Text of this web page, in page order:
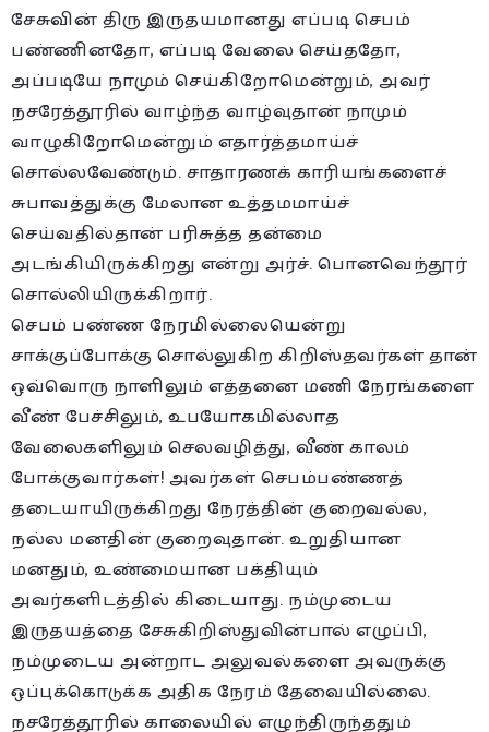
சேசுவின் திரு இருதயமானது எப்படி செபம்
பண்ணினதோ, எப்படி வேலை செய்ததோ,
அப்படியே நாமும் செய்கிறோமென்றும், அவர்
நசரேத்தூரில் வாழ்ந்த வாழ்வுதான் நாமும்
வாழுகிறோமென்றும் எதார்த்தமாய்ச்
சொல்லவேண்டும். சாதாரணக் காரியங்களைச்
சுபாவத்துக்கு மேலான உத்தமமாய்ச்
செய்வதில்தான் பரிசுத்த தன்மை
அடங்கியிருக்கிறது என்று அர்ச். பொனவெந்தூர்
சொல்லியிருக்கிறார்.
செபம் பண்ண நேரமில்லையென்று
சாக்குப்போக்கு சொல்லுகிற கிறிஸ்தவர்கள் தான்
ஒவ்வொரு நாளிலும் எத்தனை மணி நேரங்களை
வீண் பேச்சிலும், உபயோகமில்லாத
வேலைகளிலும் செலவழித்து, வீண் காலம்
போக்குவார்கள்! அவர்கள் செபம்பண்ணத்
தடையாயிருக்கிறது நேரத்தின் குறைவல்ல,
நல்ல மனதின் குறைவுதான். உறுதியான
மனதும், உண்மையான பக்தியும்
அவர்களிடத்தில் கிடையாது. நம்முடைய
இருதயத்தை சேசுகிறிஸ்துவின்பால் எழுப்பி,
நம்முடைய அன்றாட அலுவல்களை அவருக்கு
ஒப்புக்கொடுக்க அதிக நேரம் தேவையில்லை.
நசரேத்தூரில் காலையில் எழுந்திருந்ததும்